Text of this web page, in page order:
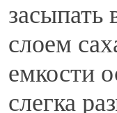
засыпать
слоем
емкости
слегка